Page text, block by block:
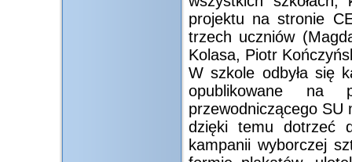
projektu na stronie
trzech uczniów
Kolasa, Piotr
W szkole odbyła się
opublikowane na
przewodniczącego
dzięki temu dotrzeć
kampanii wyborczej